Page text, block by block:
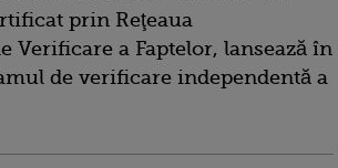
prin Reţeaua
Verificare a Faptelor, lansează în
de verificare independentă a